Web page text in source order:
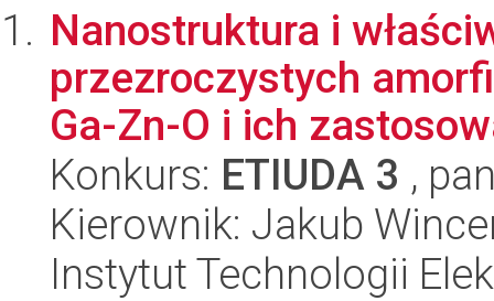
Nanostruktura i
przezroczystych
Ga-Zn-O i ich
Konkurs: ETIUDA 3 ,
Kierownik: Jakub
Instytut Technologii